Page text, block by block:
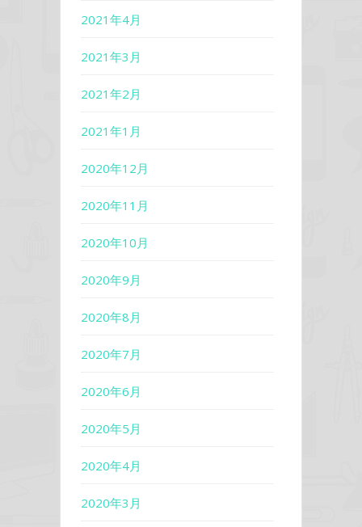
2021年4月
2021年3月
2021年2月
2021年1月
2020年12月
2020年11月
2020年10月
2020年9月
2020年8月
2020年7月
2020年6月
2020年5月
2020年4月
2020年3月